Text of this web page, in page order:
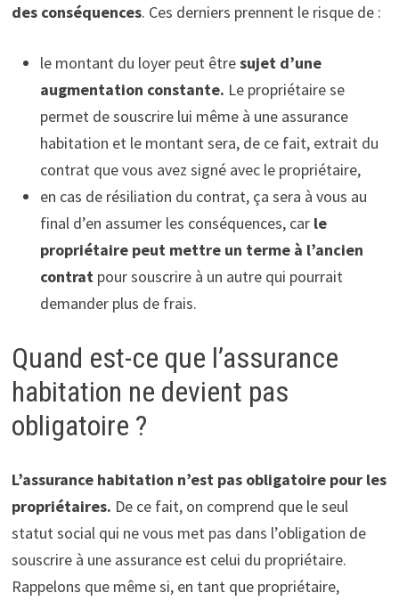
des conséquences. Ces derniers prennent le risque de :
le montant du loyer peut êtresujet d’une
augmentation constante. Le propriétaire se
permet de souscrire lui même à une assurance
habitation et le montant sera, de ce fait, extrait du
contrat que vous avez signé avec le propriétaire,
en cas de résiliation du contrat, ça sera à vous au
final d’en assumer les conséquences, car le
propriétaire peut mettre un terme à l’ancien
contratpour souscrire à un autre qui pourrait
demander plus de frais.
Quand est-ce que l’assurance
habitation ne devient pas
obligatoire ?
L’assurance habitation n’est pas obligatoire pour les
propriétaires. De ce fait, on comprend que le seul
statut social qui ne vous met pas dans l’obligation de
souscrire à une assurance est celui du propriétaire.
Rappelons que même si, en tant que propriétaire,